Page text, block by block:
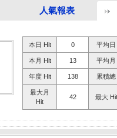
人氣報表
本日 Hit 0 平均日
本月 Hit 13 平均月
年度 Hit 138 累積總
最大月
Hit
42 最大